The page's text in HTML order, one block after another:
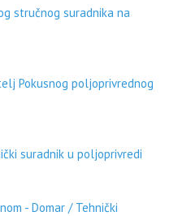
stručnog suradnika na
Pokusnog poljoprivrednog
suradnik u poljoprivredi
- Domar / Tehnički